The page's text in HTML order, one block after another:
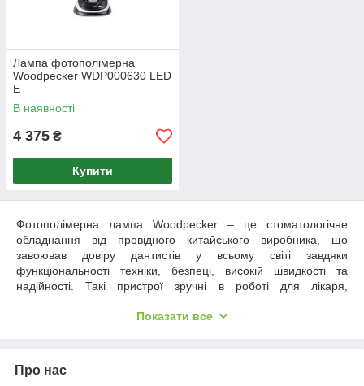
Лампа фотополімерна
Woodpecker WDP000630 LED
E
В наявності
4 375 ₴
Купити
Фотополімерна лампа Woodpecker – це стоматологічне
обладнання від провідного китайського виробника, що
завоював довіру дантистів у всьому світі завдяки
функціональності техніки, безпеці, високій швидкості та
надійності. Такі пристрої зручні в роботі для лікаря,
Фотополімерна лампа Woodpecker –
Ключова особливість, якою відрізняється фотополімерна
Показати все
Про нас